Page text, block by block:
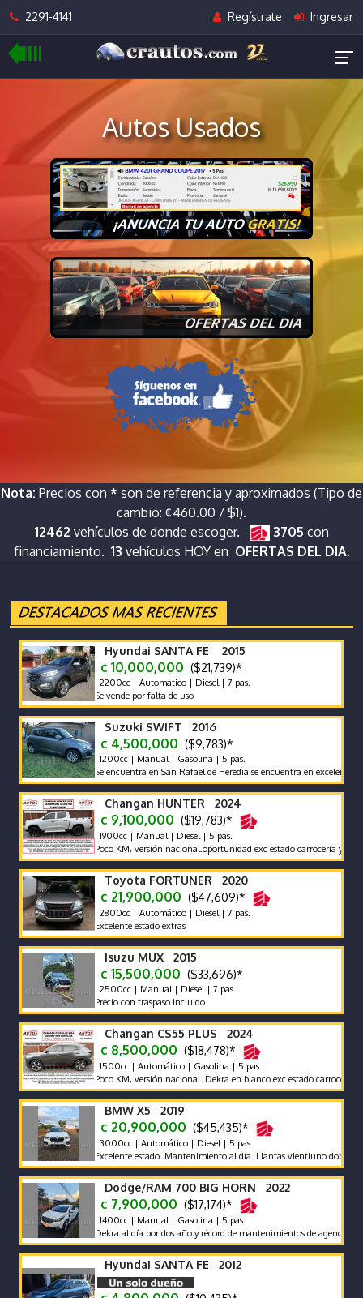
2291-4141 Regístrate Ingresar
Autos Usados
Nota: Precios con * son de referencia y aproximados (Tipo de
cambio: ¢460.00 / $1).
12462 vehículos de donde escoger. 3705 con
financiamiento. 13 vehículos HOY en OFERTAS DEL DIA.
Hyundai SANTA FE 2015
¢ 10,000,000 ($21,739)*
2200cc | Automático | Diesel | 7 pas.
Se vende por falta de uso
Suzuki SWIFT 2016
¢ 4,500,000 ($9,783)*
1200cc | Manual | Gasolina | 5 pas.
Se encuentra en San Rafael de Heredia se encuentra en excelente estado
Changan HUNTER 2024
¢ 9,100,000 ($19,783)*
1900cc | Manual | Diesel | 5 pas.
Poco KM, versión nacional.oportunidad exc estado carrocería y
Toyota FORTUNER 2020
¢ 21,900,000 ($47,609)*
2800cc | Automático | Diesel | 7 pas.
Excelente estado extras
Isuzu MUX 2015
¢ 15,500,000 ($33,696)*
2500cc | Manual | Diesel | 7 pas.
Precio con traspaso incluido
Changan CS55 PLUS 2024
¢ 8,500,000 ($18,478)*
1500cc | Automático | Gasolina | 5 pas.
Poco KM, versión nacional. Dekra en blanco exc estado carrocería y
BMW X5 2019
¢ 20,900,000 ($45,435)*
3000cc | Automático | Diesel | 5 pas.
Excelente estado. Mantenimiento al día. Llantas vientiuno doble medida.
Dodge/RAM 700 BIG HORN 2022
¢ 7,900,000 ($17,174)*
1400cc | Manual | Gasolina | 5 pas.
Dekra al día por dos año y récord de mantenimientos de agencia s.
Hyundai SANTA FE 2012